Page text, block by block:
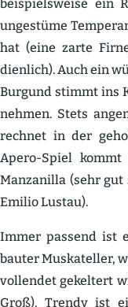
beispiels­weise ein
ungestüme
hat (eine zarte
dienlich). Auch ein
Burgund stimmt ins
nehmen. Stets
rechnet in der
Apero-Spiel
Manza­nilla (sehr
Emilio Lustau).
Immer passend ist
bauter Muska­teller,
vollendet gekeltert
Groß). Trendy ist